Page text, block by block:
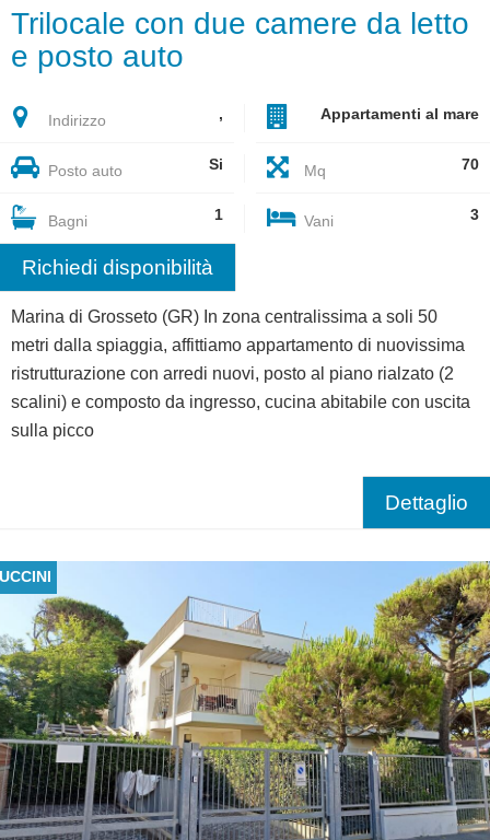
Trilocale con due camere da letto
e posto auto
Indirizzo , Appartamenti al mare
Posto auto Si Mq 70
Bagni 1 Vani 3
Richiedi disponibilità
Marina di Grosseto (GR) In zona centralissima a soli 50
metri dalla spiaggia, affittiamo appartamento di nuovissima
ristrutturazione con arredi nuovi, posto al piano rialzato (2
scalini) e composto da ingresso, cucina abitabile con uscita
sulla picco
Dettaglio